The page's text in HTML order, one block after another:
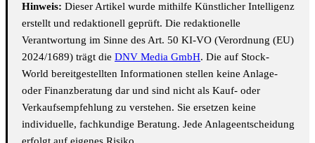
Hinweis: Dieser Artikel wurde mithilfe Künstlicher Intelligenz
erstellt und redaktionell geprüft. Die redaktionelle
Verantwortung im Sinne des Art. 50 KI-VO (Verordnung (EU)
2024/1689) trägt die DNV Media GmbH. Die auf Stock-
World bereitgestellten Informationen stellen keine Anlage-
oder Finanzberatung dar und sind nicht als Kauf- oder
Verkaufsempfehlung zu verstehen. Sie ersetzen keine
individuelle, fachkundige Beratung. Jede Anlageentscheidung